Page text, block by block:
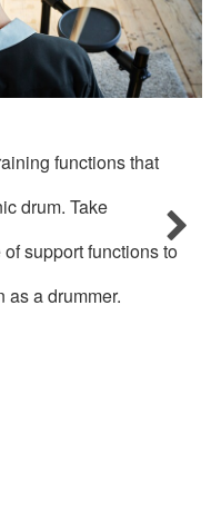
functions that
drum. Take
support functions to
as a drummer.